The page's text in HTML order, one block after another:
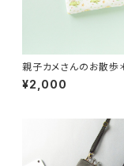
親子カメさんのお散歩
ーチ 撥水ポリエステ
¥2,000